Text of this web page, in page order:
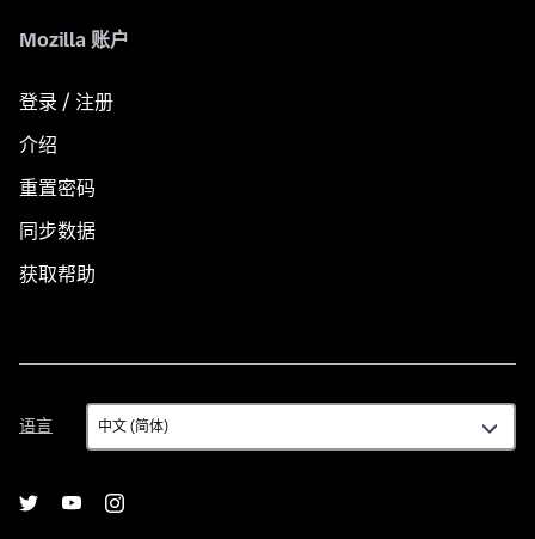
Mozilla 账户
登录 / 注册
介绍
重置密码
同步数据
获取帮助
语言
语
言